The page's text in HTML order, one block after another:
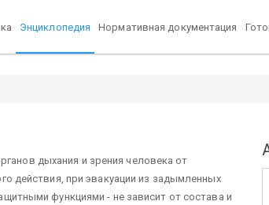
Энциклопедия Нормативная документация
дыхания и зрения человека от
действия, при эвакуации из задымленных
функциями - не зависит от состава и